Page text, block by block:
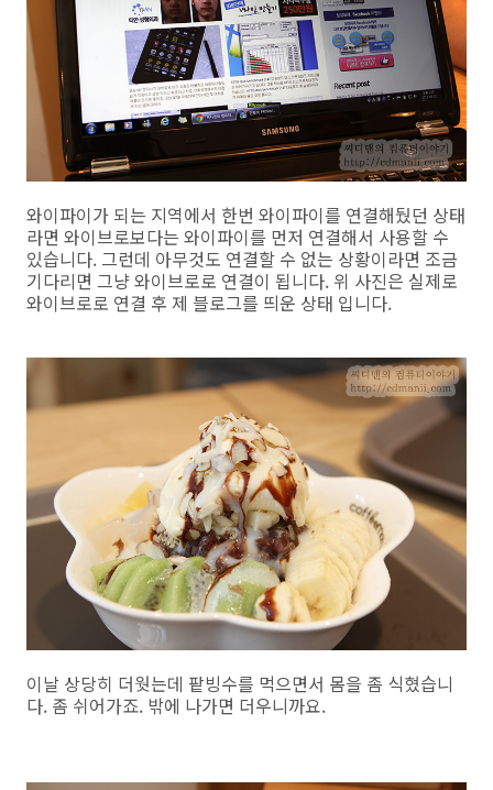
와이파이가 되는 지역에서 한번 와이파이를 연결해뒀던 상태
라면 와이브로보다는 와이파이를 먼저 연결해서 사용할 수
있습니다. 그런데 아무것도 연결할 수 없는 상황이라면 조금
기다리면 그냥 와이브로로 연결이 됩니다. 위 사진은 실제로
와이브로로 연결 후 제 블로그를 띄운 상태 입니다.
이날 상당히 더웟는데 팥빙수를 먹으면서 몸을 좀 식혔습니
다. 좀 쉬어가죠. 밖에 나가면 더우니까요.